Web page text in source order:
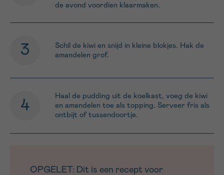
de avond voordien klaarmaken.
Schil de kiwi en snijd in kleine blokjes. Hak de
amandelen grof.
Haal de pudding uit de koelkast, voeg de kiwi
en amandelen toe als topping. Serveer fris als
ontbijt of tussendoortje.
OPGELET: Dit is een recept voor